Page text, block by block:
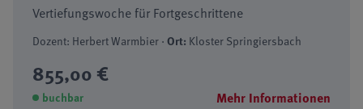
Vertiefungswoche für Fortgeschrittene
Dozent: Herbert Warmbier ·Ort: Kloster Springiersbach
855,00 €
buchbar Mehr Informationen